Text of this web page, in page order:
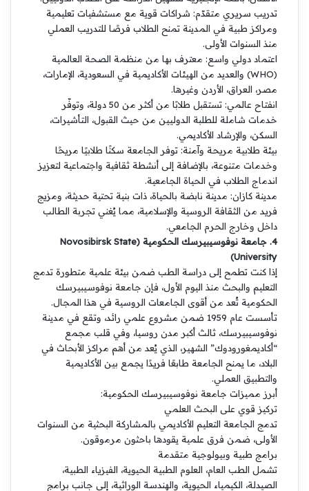
تدريب سريري متقدّم: شراكات قوية مع مستشفيات تعليمية
ومراكز طبية في المدينة تمنح الطلاب فرصًا للتدريب العملي
منذ السنوات الأولى.
اعتماد دولي واسع: معترف بها من منظمة الصحة العالمية
(WHO) والعديد من الهيئات الأكاديمية في السعودية، الإمارات،
مصر، العراق، الأردن وغيرها.
انفتاح عالمي: تستقبل طلابًا من أكثر من 50 دولة، وتوفّر
خدمات شاملة للطلبة الدوليين من حيث القبول، التأشيرات،
السكن، والإرشاد الأكاديمي.
بيئة طلابية مريحة وآمنة: توفر الجامعة سكنًا طلابيًا مريحًا
وخدمات متنوعة، بالإضافة إلى أنشطة ثقافية واجتماعية لتعزيز
اندماج الطلاب في الحياة الجامعية.
مدينة كازان: مدينة نابضة بالحياة، ذات بنية تحتية حديثة، ومزيج
فريد من الثقافة الروسية والإسلامية، مما يُغني تجربة الطالب
داخل وخارج الحرم الجامعي.
4. جامعة نوفوسيبيرسك الحكومية (Novosibirsk State
University)
إذا كنت تطمح إلى دراسة الطب ضمن بيئة علمية متطورة تدمج
التعليم والبحث منذ اليوم الأول، فإن جامعة نوفوسيبيرسك
الحكومية تُعد من أقوى الجامعات الروسية في هذا المجال.
تأسست عام 1959 ضمن مشروع علمي رائد، وتقع في مدينة
نوفوسيبيرسك، ثالث أكبر مدن روسيا، وفي قلب مجمع
“أكاديمغورودوك” الشهير، الذي يُعد من أهم مراكز الأبحاث في
البلاد، ما يمنح الجامعة طابعًا فريدًا يجمع بين الأكاديمية
والتطبيق العملي.
أبرز مميزات جامعة نوفوسيبيرسك الحكومية:
تركيز قوي على البحث العلمي
تدمج الجامعة التعليم الأكاديمي بالمشاركة البحثية من السنوات
الأولى، ضمن فرق علمية يقودها باحثون مرموقون.
برامج طبية وبيولوجية متقدمة
تشمل الطب العام، العلوم الطبية الحيوية، الفيزياء الطبية،
الصيدلة، الكيمياء الحيوية، والهندسة الوراثية، إلى جانب برامج